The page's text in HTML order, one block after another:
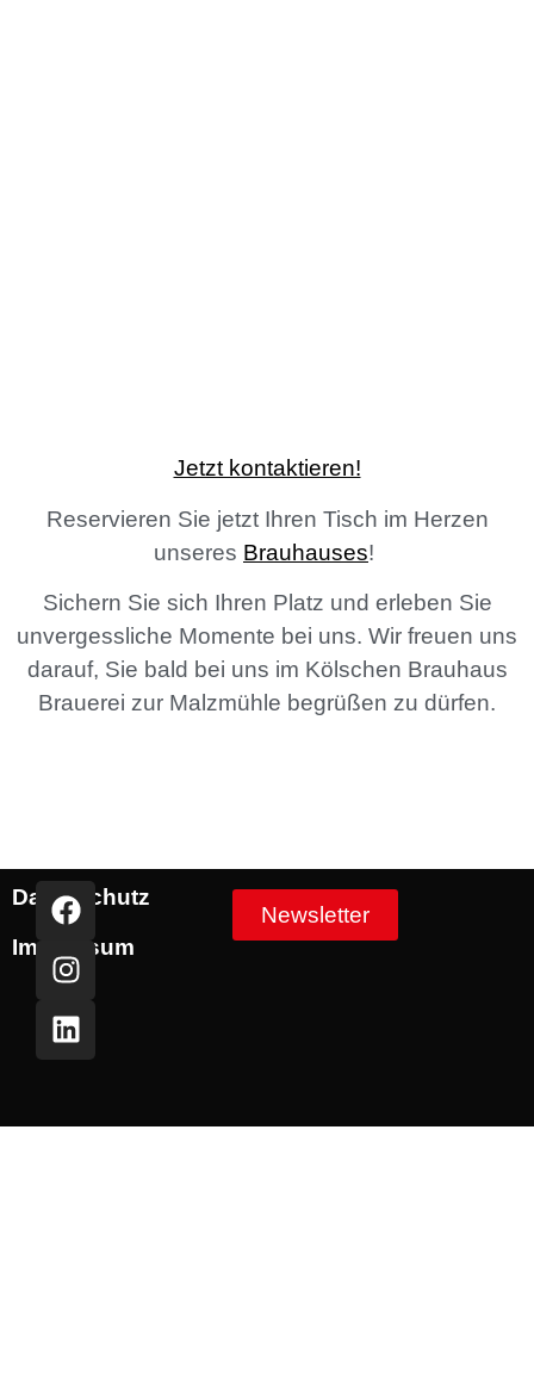
Jetzt kontaktieren!
Reservieren Sie jetzt Ihren Tisch im Herzen
unseres Brauhauses!
Sichern Sie sich Ihren Platz und erleben Sie
unvergessliche Momente bei uns. Wir freuen uns
darauf, Sie bald bei uns im Kölschen Brauhaus
Brauerei zur Malzmühle begrüßen zu dürfen.
Datenschutz
Impressum
Newsletter